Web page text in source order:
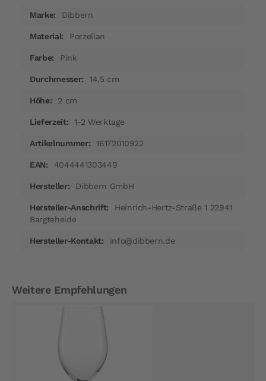
InformationenDibbern
Porzellan
Pink
14,5 cm
2 cm
1-2 Werktage
16172010922
4044441303449
Dibbern GmbH
Heinrich-Hertz-Straße 1 22941
Bargteheide
info@dibbern.de
Weitere Empfehlungen